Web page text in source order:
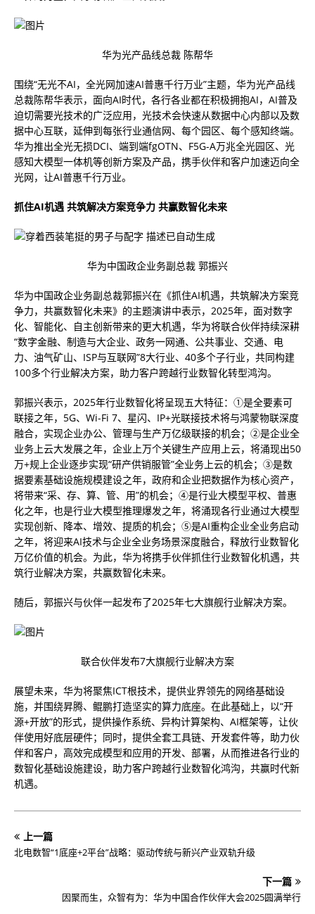
华为光产品线总裁 陈帮华
围绕“无光不AI，全光网加速AI普惠千行万业”主题，华为光产品线
总裁陈帮华表示，面向AI时代，各行各业都在积极拥抱AI，AI普及
迫切需要光技术的广泛应用，光技术会快速从数据中心内部以及数
据中心互联，延伸到每张行业通信网、每个园区、每个感知终端。
华为推出全光无损DCI、端到端fgOTN、F5G-A万兆全光园区、光
感知大模型一体机等创新方案及产品，携手伙伴和客户加速迈向全
光网，让AI普惠千行万业。
抓住AI机遇 共筑解决方案竞争力 共赢数智化未来
华为中国政企业务副总裁 郭振兴
华为中国政企业务副总裁郭振兴在《抓住AI机遇，共筑解决方案竞
争力，共赢数智化未来》的主题演讲中表示，2025年，面对数字
化、智能化、自主创新带来的更大机遇，华为将联合伙伴持续深耕
“数字金融、制造与大企业、政务一网通、公共事业、交通、电
力、油气矿山、ISP与互联网”8大行业、40多个子行业，共同构建
100多个行业解决方案，助力客户跨越行业数智化转型鸿沟。
郭振兴表示，2025年行业数智化将呈现五大特征：①是全要素可
联接之年，5G、Wi-Fi 7、星闪、IP+光联接技术将与鸿蒙物联深度
融合，实现企业办公、管理与生产万亿级联接的机会；②是企业全
业务上云大发展之年，企业上万个关键生产应用上云，将涌现出50
万+规上企业逐步实现“研产供销服管”全业务上云的机会；③是数
据要素基础设施规模建设之年，政府和企业把数据作为核心资产，
将带来“采、存、算、管、用”的机会；④是行业大模型平权、普惠
化之年，也是行业大模型推理爆发之年，将涌现各行业通过大模型
实现创新、降本、增效、提质的机会；⑤是AI重构企业全业务启动
之年，将迎来AI技术与企业全业务场景深度融合，释放行业数智化
万亿价值的机会。为此，华为将携手伙伴抓住行业数智化机遇，共
筑行业解决方案，共赢数智化未来。
随后，郭振兴与伙伴一起发布了2025年七大旗舰行业解决方案。
联合伙伴发布7大旗舰行业解决方案
展望未来，华为将聚焦ICT根技术，提供业界领先的网络基础设
施，并围绕昇腾、鲲鹏打造坚实的算力底座。在此基础上，以“开
源+开放”的形式，提供操作系统、异构计算架构、AI框架等，让伙
伴使用好底层硬件；同时，提供全套工具链、开发套件等，助力伙
伴和客户，高效完成模型和应用的开发、部署，从而推进各行业的
数智化基础设施建设，助力客户跨越行业数智化鸿沟，共赢时代新
机遇。
上一篇
北电数智“1底座+2平台”战略：驱动传统与新兴产业双轨升级
下一篇
因聚而生，众智有为：华为中国合作伙伴大会2025圆满举行